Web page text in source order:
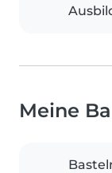
Meine